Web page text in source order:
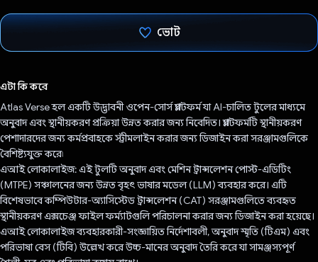
ভোট
এটা কি করে
Atlas Verse হল একটি উদ্ভাবনী ওপেন-সোর্স প্ল্যাটফর্ম যা AI-চালিত টুলের মাধ্যমে
অনুবাদ এবং স্থানীয়করণ প্রক্রিয়া উন্নত করার জন্য নিবেদিত। প্ল্যাটফর্মটি স্থানীয়করণ
পেশাদারদের জন্য কর্মপ্রবাহকে স্ট্রীমলাইন করার জন্য ডিজাইন করা সরঞ্জামগুলিকে
বৈশিষ্ট্যযুক্ত করে৷
এআই লোকালাইজ: এই টুলটি অনুবাদ এবং মেশিন ট্রান্সলেশন পোস্ট-এডিটিং
(MTPE) সঞ্চালনের জন্য উন্নত বৃহৎ ভাষার মডেল (LLM) ব্যবহার করে। এটি
বিশেষভাবে কম্পিউটার-অ্যাসিস্টেড ট্রান্সলেশন (CAT) সরঞ্জামগুলিতে ব্যবহৃত
স্থানীয়করণ এক্সচেঞ্জ ফাইল ফর্ম্যাটগুলি পরিচালনা করার জন্য ডিজাইন করা হয়েছে।
এআই লোকালাইজ ব্যবহারকারী-সংজ্ঞায়িত নির্দেশাবলী, অনুবাদ স্মৃতি (টিএম) এবং
পরিভাষা বেস (টিবি) উল্লেখ করে উচ্চ-মানের অনুবাদ তৈরি করে যা সামঞ্জস্যপূর্ণ